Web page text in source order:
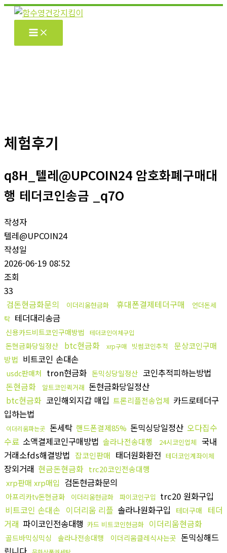
콘
체험후기
q8H_텔레@UPCOIN24 암호화폐구매대
행 테더코인송금 _q7O
작성자
텔레@UPCOIN24
작성일
2026-06-19 08:52
조회
33
검돈현금화문의
이더리움현금화 휴대폰결제테더구매
언더돈세
탁 테더대리송금
신용카드비트코인구매방법 테더코인이체구입
돈현금화당일정산 btc현금화 xrp구매 빗썸코인추적
문상코인구매
방법 비트코인 손대손
usdc판매처 tron현금화 돈믹싱당일정산 코인추적피하는방법
돈현금화
알트코인퀵거래 돈현금화당일정산
btc현금화 코인해외지갑 매입 트론리플전송업체 카드로테더구
입하는법
이더리움파는곳 돈세탁 핸드폰결제85% 돈믹싱당일정산 오다집수
수료 소액결제코인구매방법 솔라나전송대행 24시코인업체 국내
거래소fds해결방법 잡코인판매 태더원화환전 테더코인계좌이체
장외거래 현금돈현금화 trc20코인전송대행
xrp판매 xrp매입 검돈현금화문의
아프리카tv돈현금화 이더리움현금화 파이코인구입 trc20 원화구입
비트코인 손대손 이더리움 리플 솔라나원화구입 테더구매
테더
거래 파이코인전송대행 카드 비트코인현금화 이더리움현금화
골드바믹싱믹싱 솔라나전송대행 이더리움클레식사는곳 돈믹싱해드